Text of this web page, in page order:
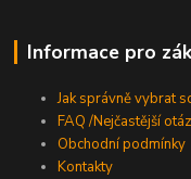
Informace pro
Jak správně vybrat
FAQ /Nejčastější
Obchodní podmínky
Kontakty